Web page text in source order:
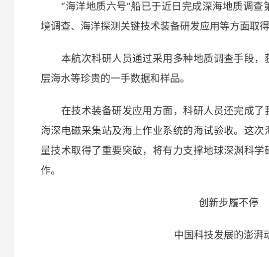
“海洋地质六号”船已于近日完成深海地质调查
境调查、海洋探测关键技术装备研发应用等方面取得
本航次科研人员通过采用多种地质调查手段，
层海水等珍贵的一手数据和样品。
在技术装备研发应用方面，科研人员还完成了
海深电磁采集站及海上作业系统的海试验收。这次
量技术取得了重要突破，将有力支撑地球深渊科
作。
创新步履不停
中国科技发展的澎湃